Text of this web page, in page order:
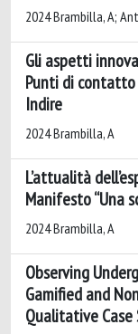
2024 Brambilla, A;
Gli aspetti
Punti di contatto
Indire
2024 Brambilla, A
L’attualità
Manifesto “Una
2024 Brambilla, A
Observing
Gamified and
Qualitative Case